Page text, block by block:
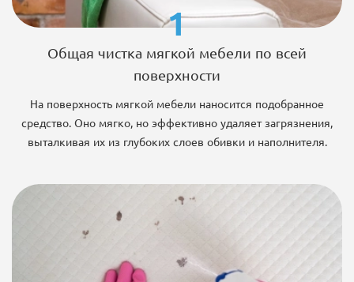
1
Общая чистка мягкой мебели по всей
поверхности
На поверхность мягкой мебели наносится подобранное
средство. Оно мягко, но эффективно удаляет загрязнения,
выталкивая их из глубоких слоев обивки и наполнителя.